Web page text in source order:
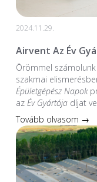
2024.11.29.
Airvent Az Év
Örömmel
szakmai
Épületgépész Napok
az Év Gyártójadíjat
Tovább olvasom →